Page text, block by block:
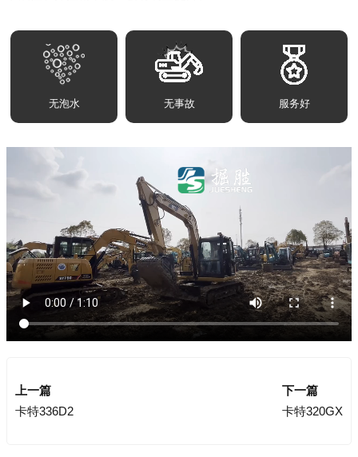
无泡水 无事故 服务好
上一篇
卡特336D2
下一篇
卡特320GX